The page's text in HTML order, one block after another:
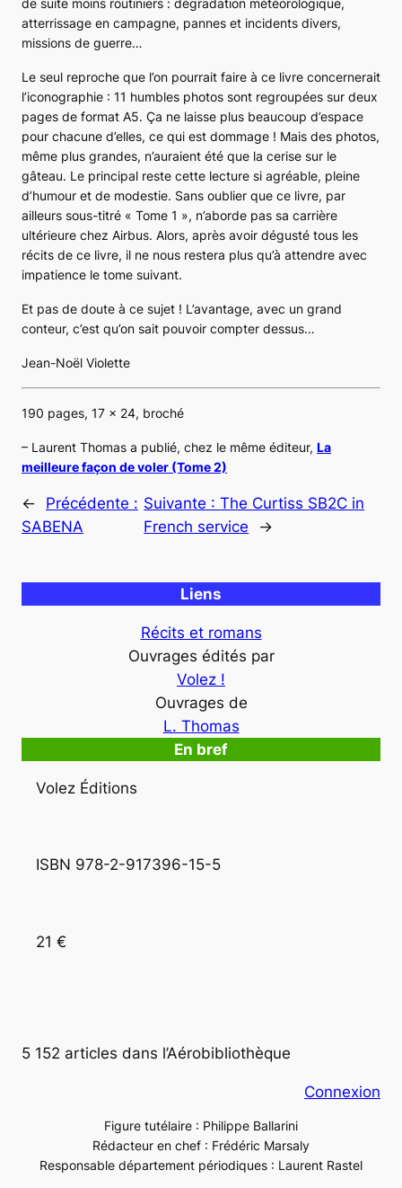
atterrissage en campagne, pannes et incidents divers,
missions de guerre…
Le seul reproche que l’on pourrait faire à ce livre concernerait
l’iconographie : 11 humbles photos sont regroupées sur deux
pages de format A5. Ça ne laisse plus beaucoup d’espace
pour chacune d’elles, ce qui est dommage ! Mais des photos,
même plus grandes, n’auraient été que la cerise sur le
gâteau. Le principal reste cette lecture si agréable, pleine
d’humour et de modestie. Sans oublier que ce livre, par
ailleurs sous-titré « Tome 1 », n’aborde pas sa carrière
ultérieure chez Airbus. Alors, après avoir dégusté tous les
récits de ce livre, il ne nous restera plus qu’à attendre avec
impatience le tome suivant.
Et pas de doute à ce sujet ! L’avantage, avec un grand
conteur, c’est qu’on sait pouvoir compter dessus…
Jean-Noël Violette
190 pages, 17 x 24, broché
– Laurent Thomas a publié, chez le même éditeur, La
meilleure façon de voler (Tome 2)
←
Précédente :
SABENA
Suivante :The Curtiss SB2C in
French service
→
Liens
Récits et romans
Ouvrages édités par
Volez !
Ouvrages de
L. Thomas
En bref
Volez Éditions
ISBN 978-2-917396-15-5
21 €
5 152 articles dans l’Aérobibliothèque
Connexion
Figure tutélaire : Philippe Ballarini
Rédacteur en chef : Frédéric Marsaly
Responsable département périodiques : Laurent Rastel